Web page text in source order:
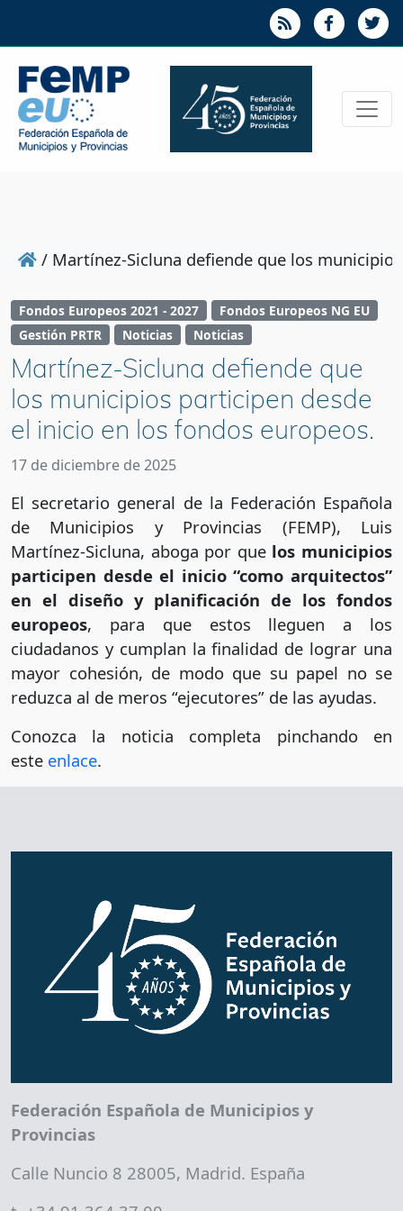
/ Martínez-Sicluna defiende que los
Fondos Europeos 2021 - 2027
Fondos Europeos NG EU
Gestión PRTR
Noticias Noticias
Martínez-Sicluna defiende que
los municipios participen desde
el inicio en los fondos europeos.
17 de diciembre de 2025
El secretario general de la Federación Española
de Municipios y Provincias (FEMP), Luis
Martínez-Sicluna, aboga por que los municipios
participen desde el inicio “como arquitectos”
en el diseño y planificación de los fondos
europeos, para que estos lleguen a los
ciudadanos y cumplan la finalidad de lograr una
mayor cohesión, de modo que su papel no se
reduzca al de meros “ejecutores” de las ayudas.
Conozca la noticia completa pinchando en
este enlace.
Federación Española de Municipios y
Provincias
Calle Nuncio 8 28005, Madrid. España